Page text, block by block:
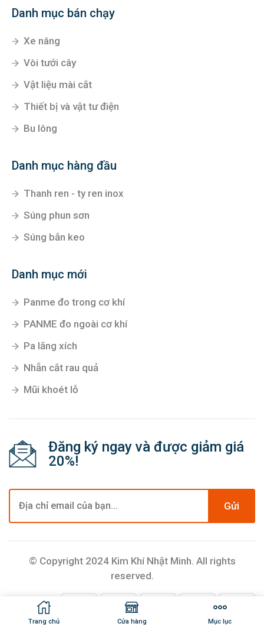
Trang chủ Cửa hàng Mục lục
Danh mục bán chạy
Xe nâng
Vòi tưới cây
Vật liệu mài cắt
Thiết bị và vật tư điện
Bu lông
Danh mục hàng đầu
Thanh ren - ty ren inox
Súng phun sơn
Súng bắn keo
Danh mục mới
Panme đo trong cơ khí
PANME đo ngoài cơ khí
Pa lăng xích
Nhẵn cắt rau quả
Mũi khoét lỗ
Đăng ký ngay và được giảm giá
20%!
Gửi
© Copyright 2024 Kim Khí Nhật Minh. All rights
reserved.